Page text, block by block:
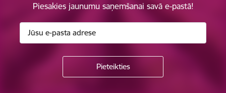
Piesakies jaunumu saņemšanai savā e-pastā!